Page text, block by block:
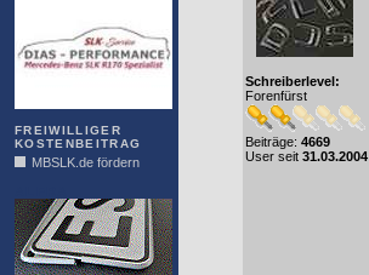
FREIWILLIGER
KOSTENBEITRAG
MBSLK.de fördern
Schreiberlevel:
Forenfürst
Beiträge: 4669
User seit 31.03.2004